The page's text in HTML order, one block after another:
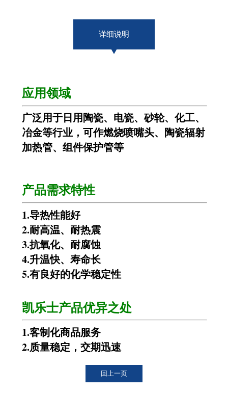
详细说明
应用领域
广泛用于日用陶瓷、电瓷、砂轮、化工、
冶金等行业，可作燃烧喷嘴头、陶瓷辐射
加热管、组件保护管等
产品需求特性
1.导热性能好
2.耐高温、耐热震
3.抗氧化、耐腐蚀
4.升温快、寿命长
5.有良好的化学稳定性
凯乐士产品优异之处
1.客制化商品服务
2.质量稳定，交期迅速